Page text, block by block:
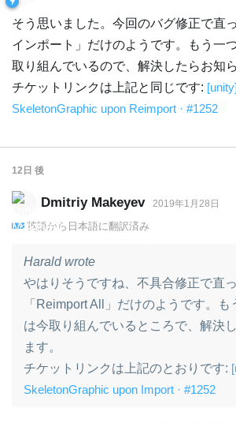
そう思いました。今回のバグ修正で直
インポート」だけのようです。もう一
取り組んでいるので、解決したらお知
チケットリンクは上記と同じです:
SkeletonGraphic upon Reimport · #1252
12日 後
Dmitriy Makeyev 2019年1月28日
英語から 日本語に翻訳済み
Harald wrote
やはりそうですね、不具合修正で直
「Reimport All」だけのようです。も
は今取り組んでいるところで、解決
ます。
チケットリンクは上記のとおりです:
SkeletonGraphic upon Import · #1252